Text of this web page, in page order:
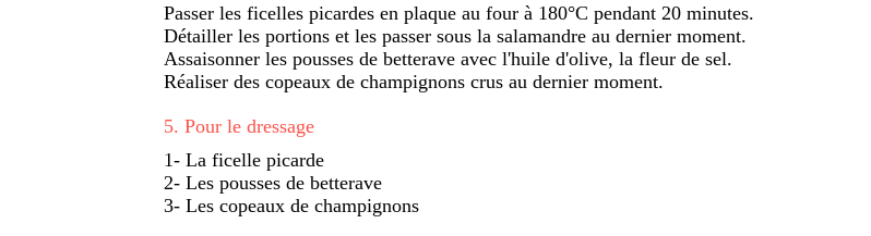
Passer les ficelles picardes en plaque au four à 180°C pendant 20 minutes.
Détailler les portions et les passer sous la salamandre au dernier moment.
Assaisonner les pousses de betterave avec l'huile d'olive, la fleur de sel.
Réaliser des copeaux de champignons crus au dernier moment.
5. Pour le dressage
1- La ficelle picarde
2- Les pousses de betterave
3- Les copeaux de champignons